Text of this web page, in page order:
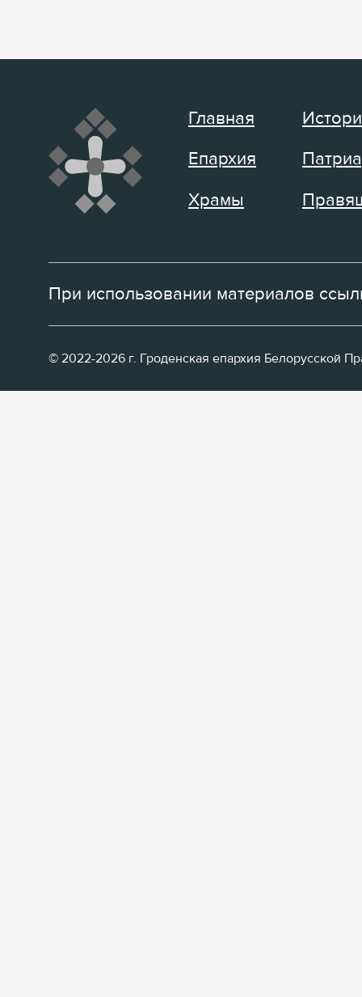
Главная
Епархия
Храмы
При использовании материалов
© 2022-2026 г. Гроденская епархия Белорусской